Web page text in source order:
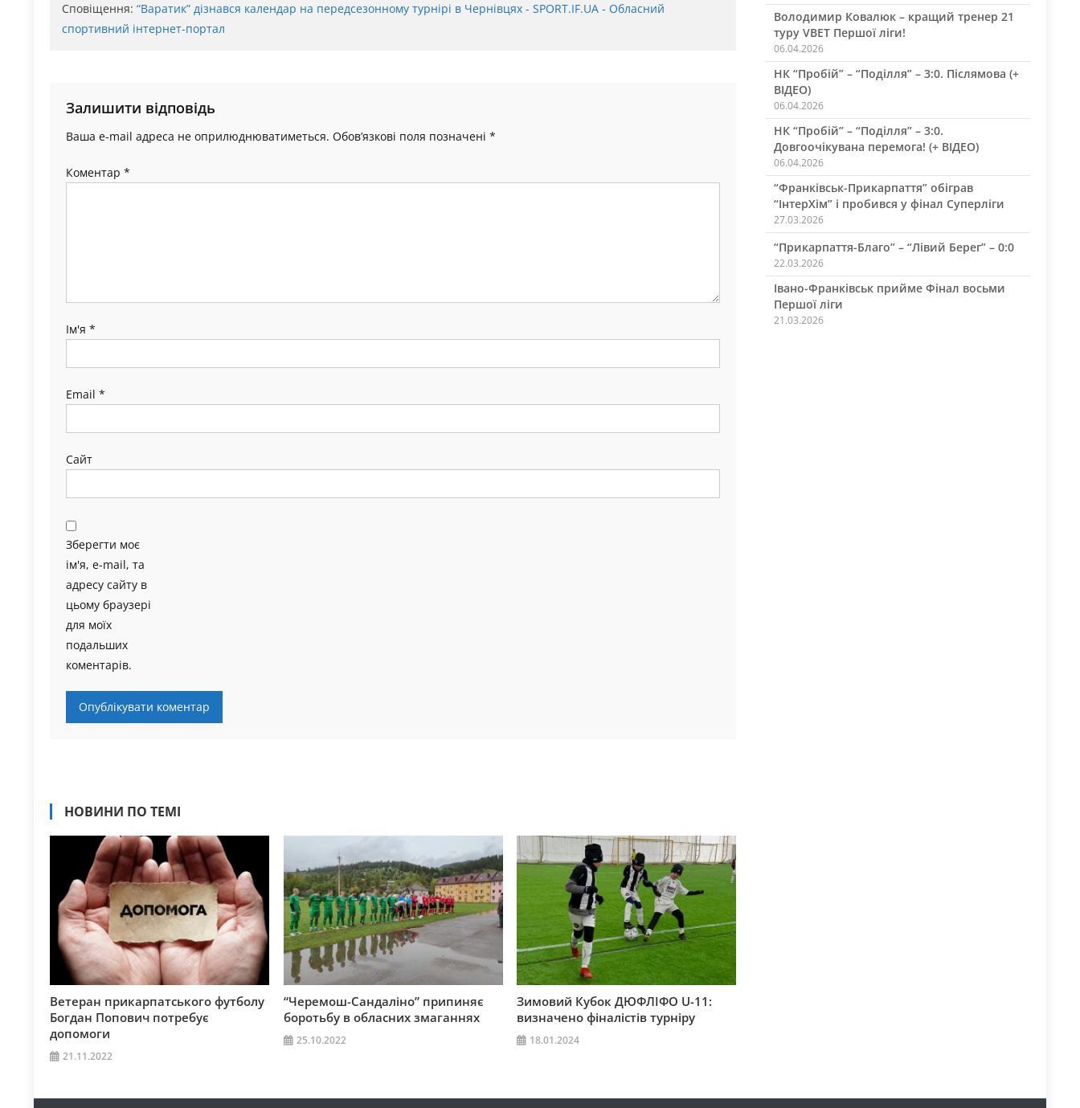
Сповіщення: “Варатик” дізнався календар на передсезонному турнірі в Чернівцях - SPORT.IF.UA - Обласний
спортивний інтернет-портал
Залишити відповідь
Ваша e-mail адреса не оприлюднюватиметься. Обов’язкові поля позначені *
Коментар *
Ім'я *
Email *
Сайт
Зберегти моє
ім'я, e-mail, та
адресу сайту в
цьому браузері
для моїх
подальших
коментарів.
НОВИНИ ПО ТЕМІ
Ветеран прикарпатського футболу
Богдан Попович потребує
допомоги
21.11.2022
“Черемош-Сандаліно” припиняє
боротьбу в обласних змаганнях
25.10.2022
Зимовий Кубок ДЮФЛІФО U-11:
визначено фіналістів турніру
18.01.2024
Володимир Ковалюк – кращий тренер 21
туру VBET Першої ліги!
06.04.2026
НК “Пробій” – “Поділля” – 3:0. Післямова (+
ВІДЕО)
06.04.2026
НК “Пробій” – “Поділля” – 3:0.
Довгоочікувана перемога! (+ ВІДЕО)
06.04.2026
“Франківськ-Прикарпаття” обіграв
“ІнтерХім” і пробився у фінал Суперліги
27.03.2026
“Прикарпаття-Благо” – “Лівий Берег” – 0:0
22.03.2026
Івано-Франківськ прийме Фінал восьми
Першої ліги
21.03.2026